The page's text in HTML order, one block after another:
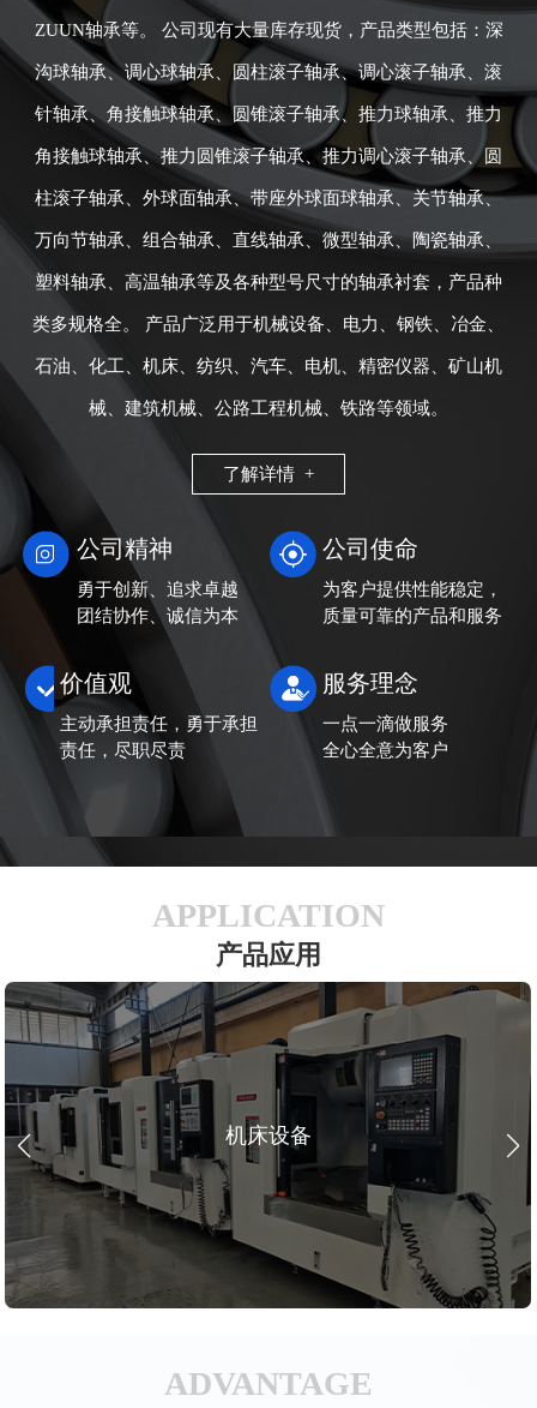
ZUUN轴承等。 公司现有大量库存现货，产品类型包括：深
沟球轴承、调心球轴承、圆柱滚子轴承、调心滚子轴承、滚
针轴承、角接触球轴承、圆锥滚子轴承、推力球轴承、推力
角接触球轴承、推力圆锥滚子轴承、推力调心滚子轴承、圆
柱滚子轴承、外球面轴承、带座外球面球轴承、关节轴承、
万向节轴承、组合轴承、直线轴承、微型轴承、陶瓷轴承、
塑料轴承、高温轴承等及各种型号尺寸的轴承衬套，产品种
类多规格全。 产品广泛用于机械设备、电力、钢铁、冶金、
石油、化工、机床、纺织、汽车、电机、精密仪器、矿山机
械、建筑机械、公路工程机械、铁路等领域。
了解详情 +
公司精神
勇于创新、追求卓越
团结协作、诚信为本
公司使命
为客户提供性能稳定，
质量可靠的产品和服务
价值观
主动承担责任，勇于承担
责任，尽职尽责
服务理念
一点一滴做服务
全心全意为客户
APPLICATION
产品应用
机床设备
ADVANTAGE